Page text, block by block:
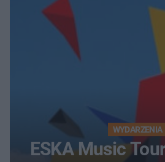
WYDARZENIA
ESKA Music